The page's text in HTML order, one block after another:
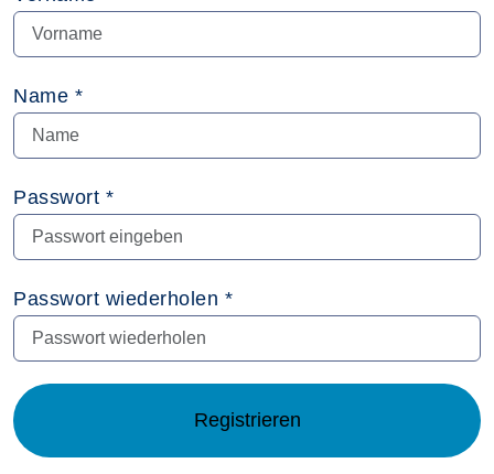
Name *
Passwort *
Passwort wiederholen *
Registrieren